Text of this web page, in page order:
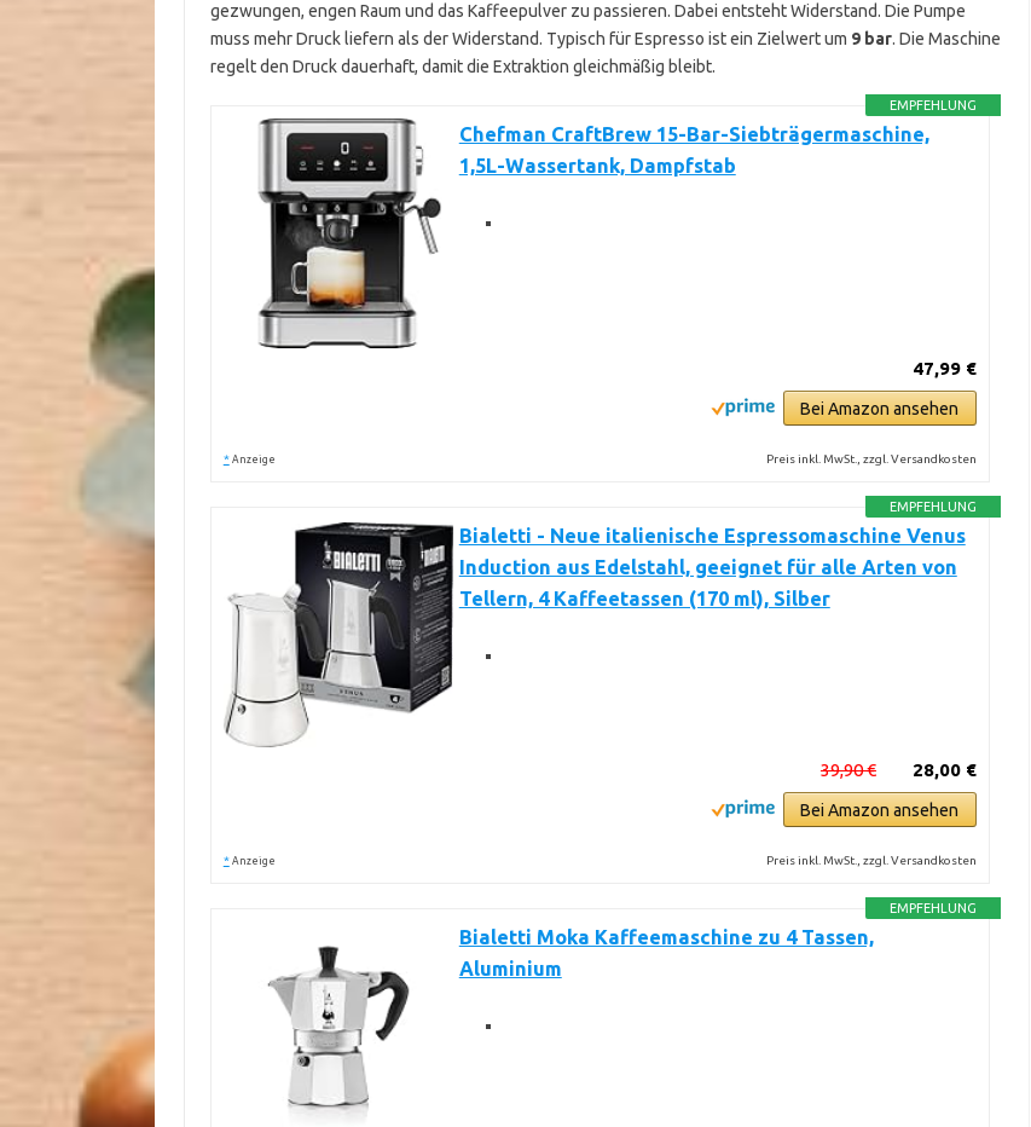
gezwungen, engen Raum und das Kaffeepulver zu passieren. Dabei entsteht Widerstand. Die Pumpe
muss mehr Druck liefern als der Widerstand. Typisch für Espresso ist ein Zielwert um 9 bar. Die Maschine
regelt den Druck dauerhaft, damit die Extraktion gleichmäßig bleibt.
EMPFEHLUNG
Chefman CraftBrew 15-Bar-Siebträgermaschine,
1,5L-Wassertank, Dampfstab
47,99 €
Bei Amazon ansehen
* Anzeige Preis inkl. MwSt., zzgl. Versandkosten
EMPFEHLUNG
Bialetti - Neue italienische Espressomaschine Venus
Induction aus Edelstahl, geeignet für alle Arten von
Tellern, 4 Kaffeetassen (170 ml), Silber
28,00 €
39,90 €
Bei Amazon ansehen
* Anzeige Preis inkl. MwSt., zzgl. Versandkosten
EMPFEHLUNG
Bialetti Moka Kaffeemaschine zu 4 Tassen,
Aluminium